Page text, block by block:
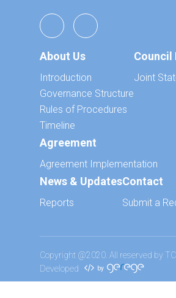
About Us
Introduction
Governance Structure
Rules of Procedures
Timeline
Council
Joint
Agreement
Agreement Implementation
News & Updates
Reports
Contact
Submit a
Copyright @2020. All reserved by
Developed
by